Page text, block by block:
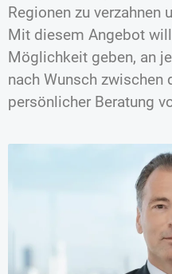
Regionen zu verzahnen
Mit diesem Angebot
Möglichkeit geben, an
nach Wunsch zwischen
persönlicher Beratung